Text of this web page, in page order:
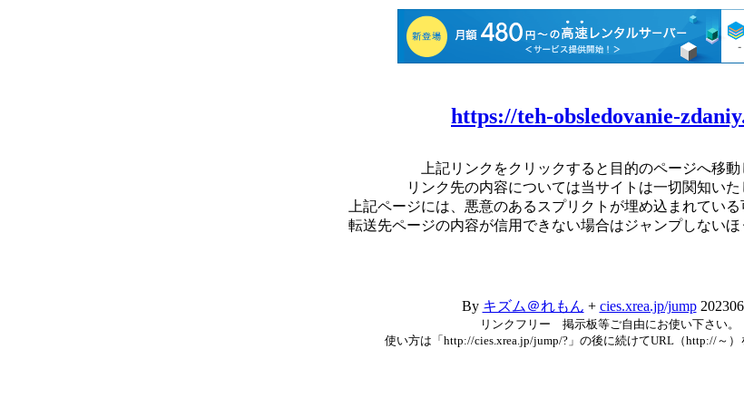
https://teh-obsledovanie-
上記リンクをクリックすると目的のページへ移動
リンク先の内容については当サイトは一切関知いた
上記ページには、悪意のあるスプリクトが埋め込まれている
転送先ページの内容が信用できない場合はジャンプしないほ
By キズム＠れもん + cies.xrea.jp/jump
リンクフリー 掲示板等ご自由にお使い下さい。
使い方は「http://cies.xrea.jp/jump/?」の後に続けてURL（http://～）